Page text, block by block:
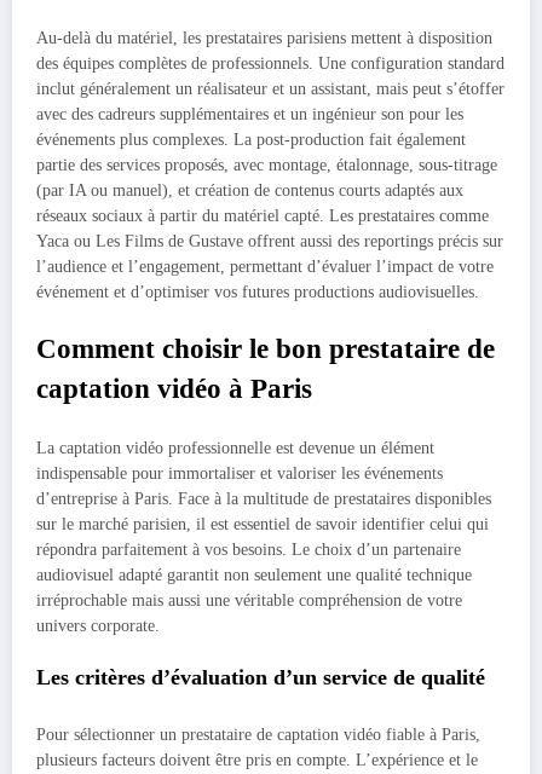
Au-delà du matériel, les prestataires parisiens mettent à disposition
des équipes complètes de professionnels. Une configuration standard
inclut généralement un réalisateur et un assistant, mais peut s’étoffer
avec des cadreurs supplémentaires et un ingénieur son pour les
événements plus complexes. La post-production fait également
partie des services proposés, avec montage, étalonnage, sous-titrage
(par IA ou manuel), et création de contenus courts adaptés aux
réseaux sociaux à partir du matériel capté. Les prestataires comme
Yaca ou Les Films de Gustave offrent aussi des reportings précis sur
l’audience et l’engagement, permettant d’évaluer l’impact de votre
événement et d’optimiser vos futures productions audiovisuelles.
Comment choisir le bon prestataire de
captation vidéo à Paris
La captation vidéo professionnelle est devenue un élément
indispensable pour immortaliser et valoriser les événements
d’entreprise à Paris. Face à la multitude de prestataires disponibles
sur le marché parisien, il est essentiel de savoir identifier celui qui
répondra parfaitement à vos besoins. Le choix d’un partenaire
audiovisuel adapté garantit non seulement une qualité technique
irréprochable mais aussi une véritable compréhension de votre
univers corporate.
Les critères d’évaluation d’un service de qualité
Pour sélectionner un prestataire de captation vidéo fiable à Paris,
plusieurs facteurs doivent être pris en compte. L’expérience et le